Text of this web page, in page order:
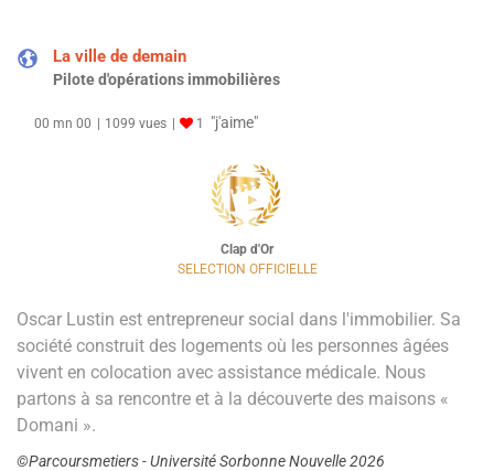
La ville de demain
Pilote d'opérations immobilières
00 mn 00 1099 vues 1 "j'aime"
Clap d'Or
SELECTION OFFICIELLE
Oscar Lustin est entrepreneur social dans l'immobilier. Sa
société construit des logements où les personnes âgées
vivent en colocation avec assistance médicale. Nous
partons à sa rencontre et à la découverte des maisons «
Domani ».
©Parcoursmetiers - Université Sorbonne Nouvelle 2026